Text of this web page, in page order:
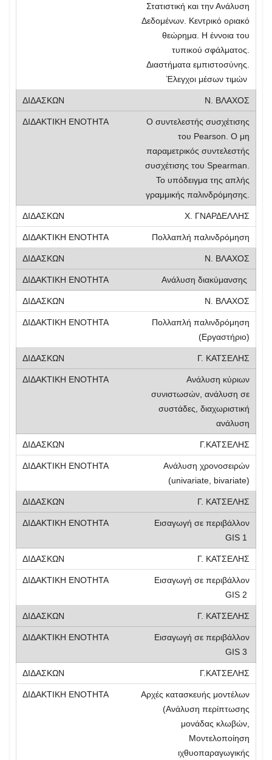
Στατιστική και την Ανάλυση
Δεδομένων. Κεντρικό οριακό
θεώρημα. Η έννοια του
τυπικού σφάλματος.
Διαστήματα εμπιστοσύνης.
Έλεγχοι μέσων τιμών
Ν. ΒΛΑΧΟΣ
Ο συντελεστής συσχέτισης
του Pearson. Ο μη
παραμετρικός συντελεστής
συσχέτισης του Spearman.
Το υπόδειγμα της απλής
γραμμικής παλινδρόμησης.
Χ. ΓΝΑΡΔΕΛΛΗΣ
Πολλαπλή παλινδρόμηση
Ν. ΒΛΑΧΟΣ
Ανάλυση διακύμανσης
Ν. ΒΛΑΧΟΣ
Πολλαπλή παλινδρόμηση
(Εργαστήριο)
Γ. ΚΑΤΣΕΛΗΣ
Ανάλυση κύριων
συνιστωσών, ανάλυση σε
συστάδες, διαχωριστική
ανάλυση
Γ.ΚΑΤΣΕΛΗΣ
Ανάλυση χρονοσειρών
(univariate, bivariate)
Γ. ΚΑΤΣΕΛΗΣ
Εισαγωγή σε περιβάλλον
GIS 1
Γ. ΚΑΤΣΕΛΗΣ
Εισαγωγή σε περιβάλλον
GIS 2
Γ. ΚΑΤΣΕΛΗΣ
Εισαγωγή σε περιβάλλον
GIS 3
Γ.ΚΑΤΣΕΛΗΣ
Αρχές κατασκευής μοντέλων
(Ανάλυση περίπτωσης
μονάδας κλωβών,
Μοντελοποίηση
ιχθυοπαραγωγικής